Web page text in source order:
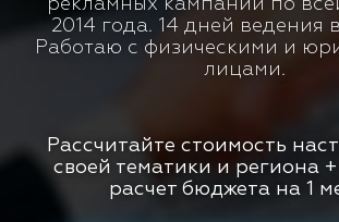
рекламных кампаний по
2014 года. 14 дней ведения
Работаю с физическими и
лицами.
Рассчитайте стоимость
своей тематики и региона
расчет бюджета на 1